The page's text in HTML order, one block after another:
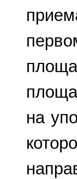
на